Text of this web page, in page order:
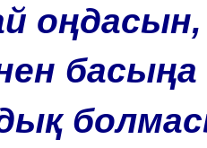
оңдасын,
басыңа